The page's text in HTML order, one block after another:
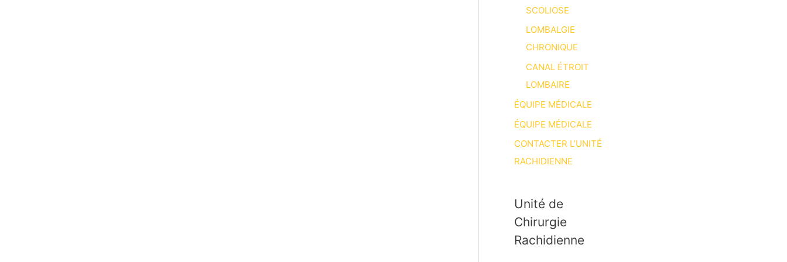
SCOLIOSE
LOMBALGIE
CHRONIQUE
CANAL ÉTROIT
LOMBAIRE
ÉQUIPE MÉDICALE
ÉQUIPE MÉDICALE
CONTACTER L’UNITÉ
RACHIDIENNE
Unité de
Chirurgie
Rachidienne